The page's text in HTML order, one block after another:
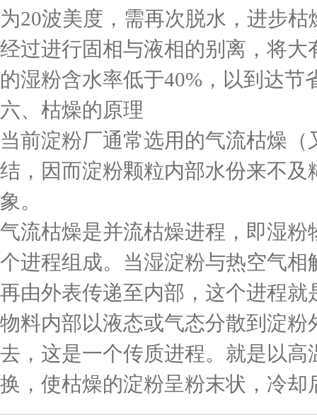
为20波美度，需再次脱水，进步
经过进行固相与液相的别离，将
的湿粉含水率低于40%，以到达
六、枯燥的原理
当前淀粉厂通常选用的气流枯燥
结，因而淀粉颗粒内部水份来不
象。
气流枯燥是并流枯燥进程，即湿
个进程组成。当湿淀粉与热空气
再由外表传递至内部，这个进程
物料内部以液态或气态分散到淀
去，这是一个传质进程。就是以
换，使枯燥的淀粉呈粉末状，冷却